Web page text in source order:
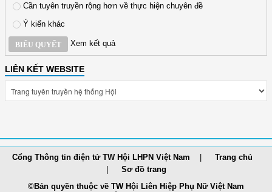
Cần tuyên truyền rộng hơn về thực hiện chuyên đề
Ý kiến khác
BIỂU QUYẾT Xem kết quả
LIÊN KẾT WEBSITE
Cổng Thông tin điện tử TW Hội LHPN Việt Nam
Trang chủ
Sơ đồ trang
©Bản quyền thuộc về TW Hội Liên Hiệp Phụ Nữ Việt Nam